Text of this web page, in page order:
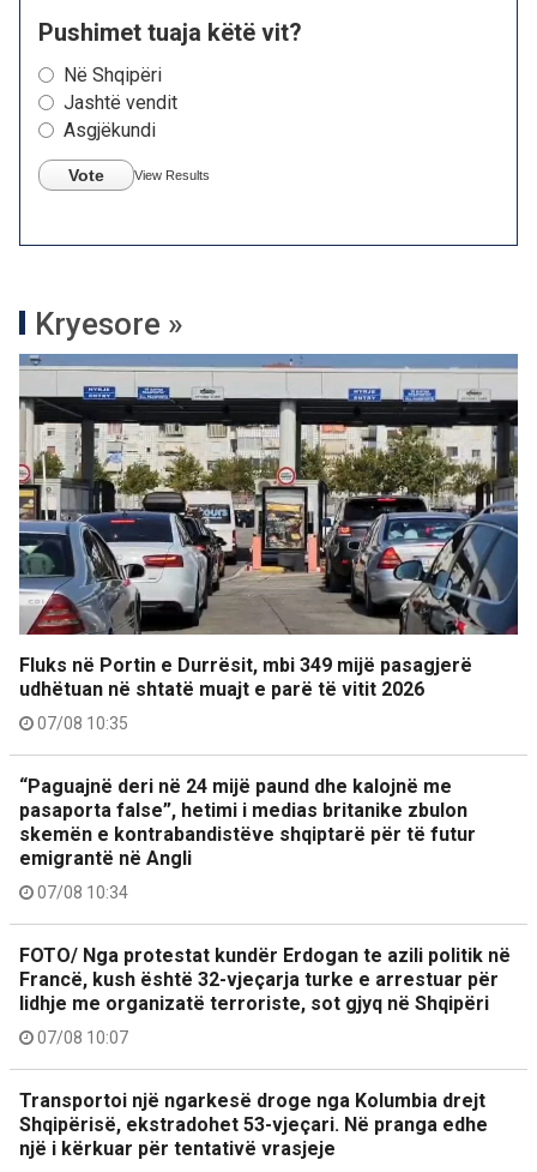
Pushimet tuaja këtë vit?
Në Shqipëri
Jashtë vendit
Asgjëkundi
Vote View Results
Kryesore »
Fluks në Portin e Durrësit, mbi 349 mijë pasagjerë
udhëtuan në shtatë muajt e parë të vitit 2026
07/08 10:35
“Paguajnë deri në 24 mijë paund dhe kalojnë me
pasaporta false”, hetimi i medias britanike zbulon
skemën e kontrabandistëve shqiptarë për të futur
emigrantë në Angli
07/08 10:34
FOTO/ Nga protestat kundër Erdogan te azili politik në
Francë, kush është 32-vjeçarja turke e arrestuar për
lidhje me organizatë terroriste, sot gjyq në Shqipëri
07/08 10:07
Transportoi një ngarkesë droge nga Kolumbia drejt
Shqipërisë, ekstradohet 53-vjeçari. Në pranga edhe
një i kërkuar për tentativë vrasjeje